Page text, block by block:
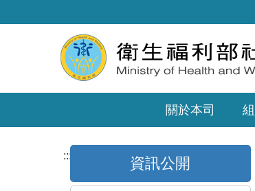
關於本司
::: 資訊公開